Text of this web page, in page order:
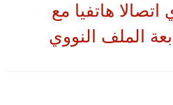
هاتفيا مع
الملف النووي